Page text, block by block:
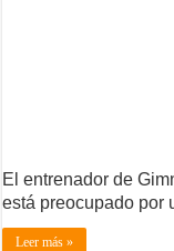
El entrenador de
está preocupado por
Leer más »